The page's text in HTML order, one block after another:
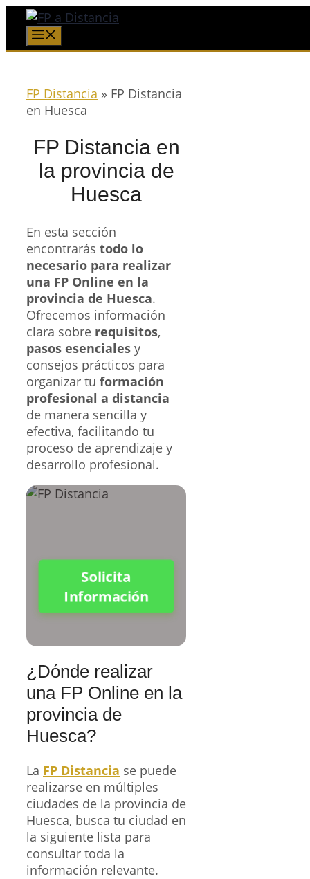
Saltar
contenido
FP Distancia » FP Distancia
en Huesca
FP Distancia en
la provincia de
Huesca
En esta sección
encontrarás todo lo
necesario para realizar
una FP Online en la
provincia de Huesca.
Ofrecemos información
clara sobre requisitos,
pasos esenciales y
consejos prácticos para
organizar tu formación
profesional a distancia
de manera sencilla y
efectiva, facilitando tu
proceso de aprendizaje y
desarrollo profesional.
Solicita
Información
¿Dónde realizar
una FP Online en la
provincia de
Huesca?
La FP Distancia se puede
realizarse en múltiples
ciudades de la provincia de
Huesca, busca tu ciudad en
la siguiente lista para
consultar toda la
información relevante.